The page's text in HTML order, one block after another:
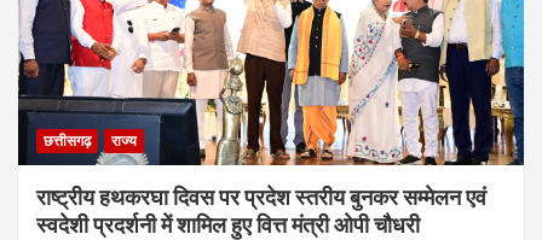
छत्तीसगढ़ राज्य
राष्ट्रीय हथकरघा दिवस पर प्रदेश स्तरीय बुनकर सम्मेलन एवं
स्वदेशी प्रदर्शनी में शामिल हुए वित्त मंत्री ओपी चौधरी